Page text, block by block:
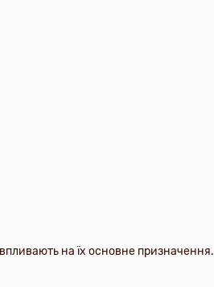
на їх основне призначення.